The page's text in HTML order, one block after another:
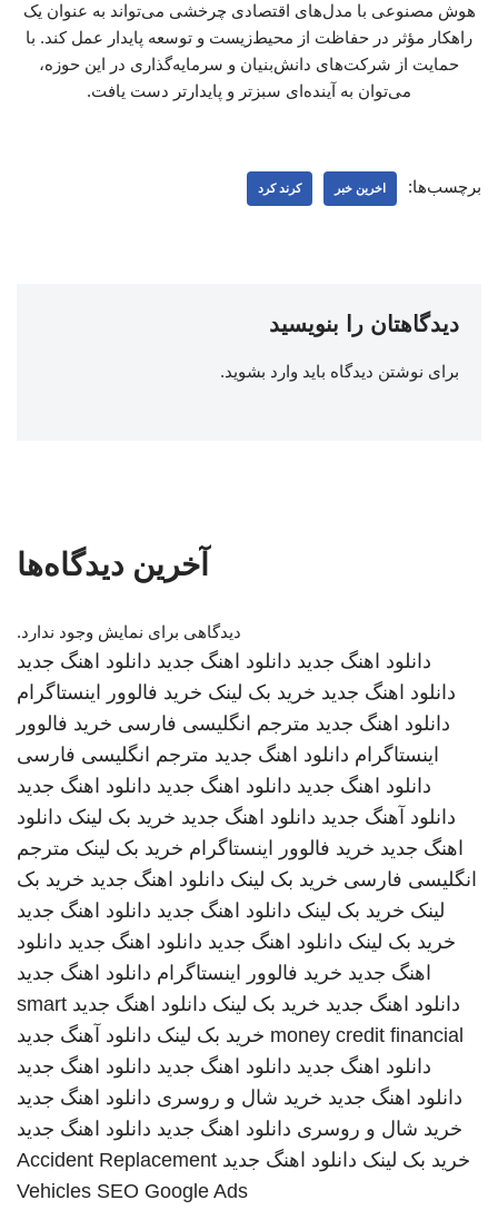
هوش مصنوعی با مدل‌های اقتصادی چرخشی می‌تواند به عنوان یک
راهکار مؤثر در حفاظت از محیط‌زیست و توسعه پایدار عمل کند. با
حمایت از شرکت‌های دانش‌بنیان و سرمایه‌گذاری در این حوزه،
می‌توان به آینده‌ای سبزتر و پایدارتر دست یافت.
برچسب‌ها: اخرین خبر کرند کرد
دیدگاهتان را بنویسید
برای نوشتن دیدگاه باید وارد بشوید.
آخرین دیدگاه‌ها
دیدگاهی برای نمایش وجود ندارد.
دانلود اهنگ جدید دانلود اهنگ جدید دانلود اهنگ جدید
دانلود اهنگ جدید خرید بک لینک خرید فالوور اینستاگرام
دانلود اهنگ جدید مترجم انگلیسی فارسی خرید فالوور
اینستاگرام دانلود اهنگ جدید مترجم انگلیسی فارسی
دانلود اهنگ جدید دانلود اهنگ جدید دانلود اهنگ جدید
دانلود آهنگ جدید دانلود اهنگ جدید خرید بک لینک دانلود
اهنگ جدید خرید فالوور اینستاگرام خرید بک لینک مترجم
انگلیسی فارسی خرید بک لینک دانلود اهنگ جدید خرید بک
لینک خرید بک لینک دانلود اهنگ جدید دانلود اهنگ جدید
خرید بک لینک دانلود اهنگ جدید دانلود اهنگ جدید دانلود
اهنگ جدید خرید فالوور اینستاگرام دانلود اهنگ جدید
دانلود اهنگ جدید خرید بک لینک دانلود اهنگ جدید smart
money credit financial خرید بک لینک دانلود آهنگ جدید
دانلود اهنگ جدید دانلود اهنگ جدید دانلود اهنگ جدید
دانلود اهنگ جدید خرید شال و روسری دانلود اهنگ جدید
خرید شال و روسری دانلود اهنگ جدید دانلود اهنگ جدید
خرید بک لینک دانلود اهنگ جدید Accident Replacement
Vehicles SEO Google Ads